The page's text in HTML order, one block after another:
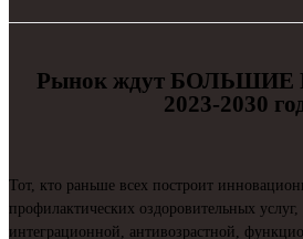
Рынок ждут
2023-2030
Тот, кто раньше всех построит
профилактических оздоровительных
интеграционной, антивозрастной,